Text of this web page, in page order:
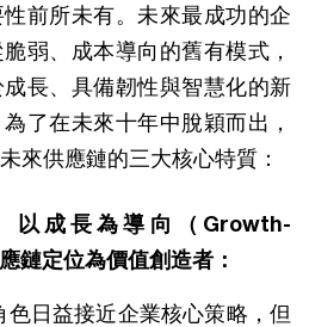
前所未有。未來最成功的企
弱、成本導向的舊有模式，
長、具備韌性與智慧化的新
了在未來十年中脫穎而出，
來供應鏈的三大核心特質：
以成長為導向（Growth-
定位為價值創造者：
色日益接近企業核心策略，但